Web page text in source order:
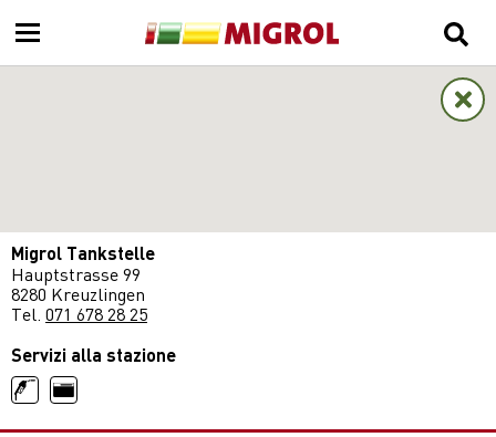
Migrol Tankstelle
Hauptstrasse 99
8280 Kreuzlingen
Tel. 071 678 28 25
Servizi alla stazione